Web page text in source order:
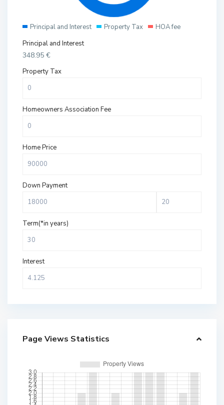
Principal and Interest Property Tax
HOA fee
Principal and Interest
348.95 €
Property Tax
Homeowners Association Fee
Home Price
Down Payment
Term(*in years)
Interest
Page Views Statistics